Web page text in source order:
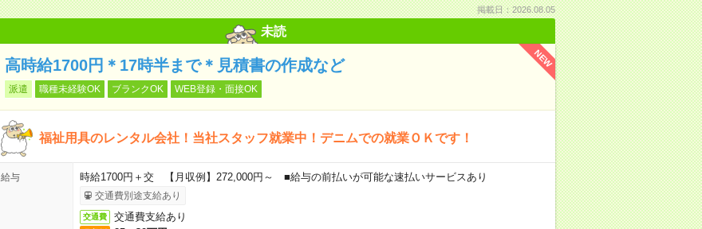
掲載日：2026.08.05
未読
NEW
高時給1700円＊17時半まで＊見積書の作成など
派遣 職種未経験OK ブランクOK WEB登録・面接OK
福祉用具のレンタル会社！当社スタッフ就業中！デニムでの就業ＯＫです！
給与 時給1700円＋交 【月収例】272,000円～ ■給与の前払いが可能な速払いサービスあり
交通費別途支給あり
交通費 交通費支給あり